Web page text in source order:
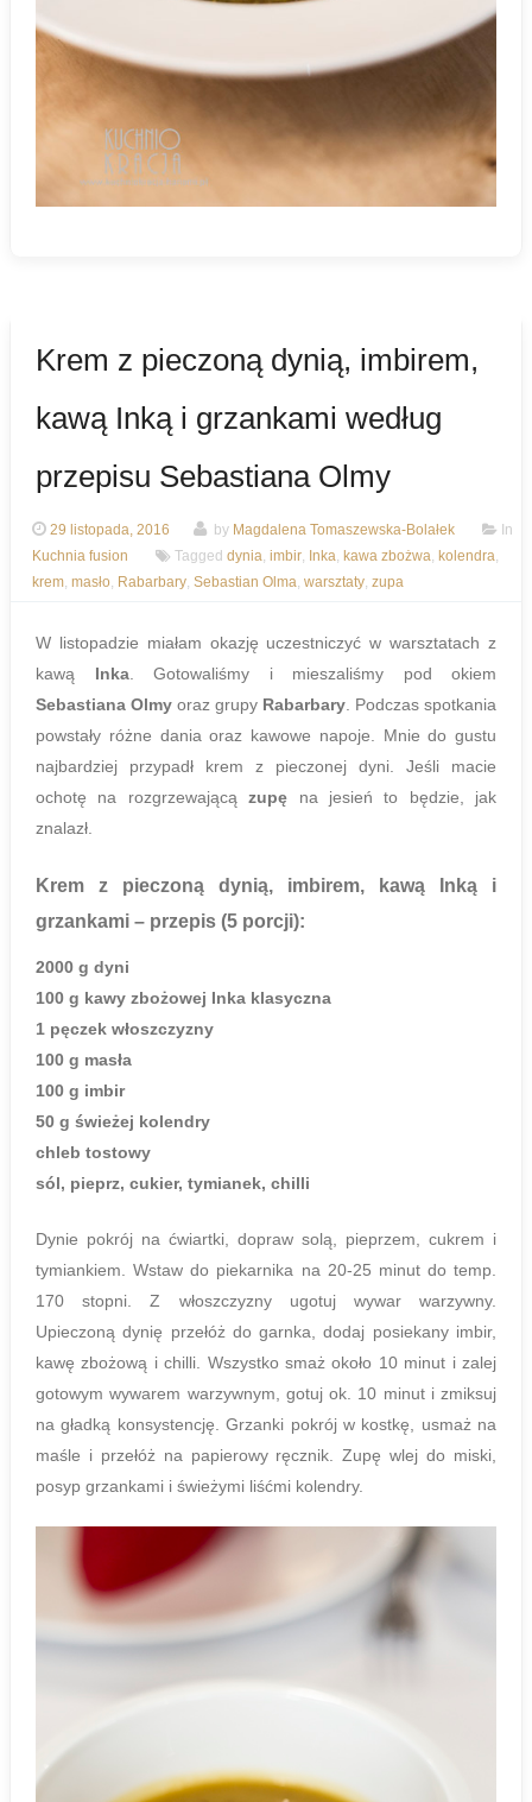
Krem z pieczoną dynią, imbirem,
kawą Inką i grzankami według
przepisu Sebastiana Olmy
29 listopada, 2016 by Magdalena Tomaszewska-Bolałek
In
Kuchnia fusion
Tagged dynia, imbir, Inka, kawa zbożwa, kolendra,
krem, masło, Rabarbary, Sebastian Olma, warsztaty, zupa
W listopadzie miałam okazję uczestniczyć w warsztatach z
kawą Inka. Gotowaliśmy i mieszaliśmy pod okiem
Sebastiana Olmy oraz grupy Rabarbary. Podczas spotkania
powstały różne dania oraz kawowe napoje. Mnie do gustu
najbardziej przypadł krem z pieczonej dyni. Jeśli macie
ochotę na rozgrzewającązupę na jesień to będzie, jak
znalazł.
Krem z pieczoną dynią, imbirem, kawą Inką i
grzankami – przepis (5 porcji):
2000 g dyni
100 g kawy zbożowej Inka klasyczna
1 pęczek włoszczyzny
100 g masła
100 g imbir
50 g świeżej kolendry
chleb tostowy
sól, pieprz, cukier, tymianek, chilli
Dynie pokrój na ćwiartki, dopraw solą, pieprzem, cukrem i
tymiankiem. Wstaw do piekarnika na 20-25 minut do temp.
170 stopni. Z włoszczyzny ugotuj wywar warzywny.
Upieczoną dynię przełóż do garnka, dodaj posiekany imbir,
kawę zbożową i chilli. Wszystko smaż około 10 minut i zalej
gotowym wywarem warzywnym, gotuj ok. 10 minut i zmiksuj
na gładką konsystencję. Grzanki pokrój w kostkę, usmaż na
maśle i przełóż na papierowy ręcznik. Zupę wlej do miski,
posyp grzankami i świeżymi liśćmi kolendry.